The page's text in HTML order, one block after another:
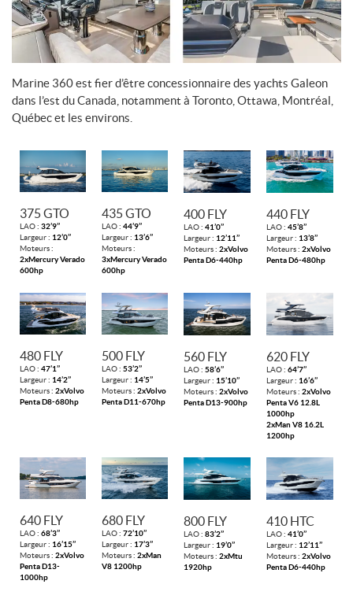
Marine 360 est fier d’être concessionnaire des yachts Galeon
dans l’est du Canada, notamment à Toronto, Ottawa, Montréal,
Québec et les environs.
375 GTO
LAO : 32’9’’
Largeur : 12’0’’
Moteurs :
2xMercury Verado
600hp
435 GTO
LAO : 44’9’’
Largeur : 13’6’’
Moteurs :
3xMercury Verado
600hp
400 FLY
LAO : 41’0’’
Largeur : 12’11’’
Moteurs : 2xVolvo
Penta D6-440hp
440 FLY
LAO : 45’8’’
Largeur : 13’8’’
Moteurs : 2xVolvo
Penta D6-480hp
480 FLY
LAO : 47’1’’
Largeur : 14’2’’
Moteurs : 2xVolvo
Penta D8-680hp
500 FLY
LAO : 53’2’’
Largeur : 14’5’’
Moteurs : 2xVolvo
Penta D11-670hp
560 FLY
LAO : 58’6’’
Largeur : 15’10’’
Moteurs : 2xVolvo
Penta D13-900hp
620 FLY
LAO : 64’7’’
Largeur : 16’6’’
Moteurs : 2xVolvo
Penta V6 12.8L
1000hp
2xMan V8 16.2L
1200hp
640 FLY
LAO : 68’3’’
Largeur : 16’15’’
Moteurs : 2xVolvo
Penta D13-
1000hp
680 FLY
LAO : 72’10’’
Largeur : 17’3’’
Moteurs : 2xMan
V8 1200hp
800 FLY
LAO : 83’2’’
Largeur : 19’0’’
Moteurs : 2xMtu
1920hp
410 HTC
LAO : 41’0’’
Largeur : 12’11’’
Moteurs : 2xVolvo
Penta D6-440hp